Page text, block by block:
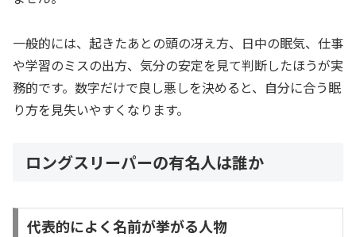
一般的には、起きたあとの頭の冴え方、日中の眠気、仕事
や学習のミスの出方、気分の安定を見て判断したほうが実
務的です。数字だけで良し悪しを決めると、自分に合う眠
り方を見失いやすくなります。
ロングスリーパーの有名人は誰か
代表的によく名前が挙がる人物